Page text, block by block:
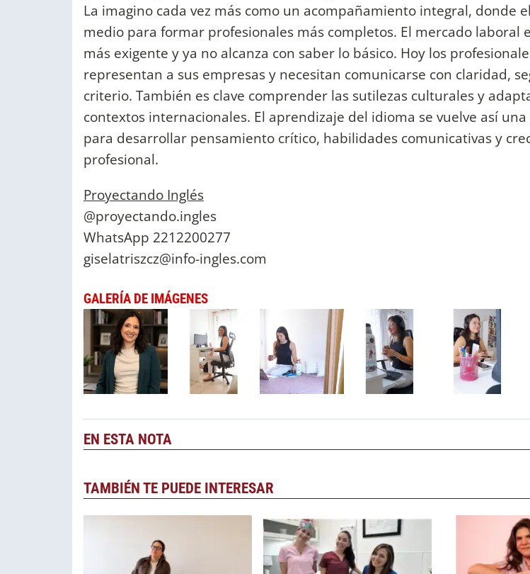
La imagino cada vez más como un acompañamiento integral, donde
medio para formar profesionales más completos. El mercado laboral
más exigente y ya no alcanza con saber lo básico. Hoy los
representan a sus empresas y necesitan comunicarse con claridad,
criterio. También es clave comprender las sutilezas culturales y
contextos internacionales. El aprendizaje del idioma se vuelve así
para desarrollar pensamiento crítico, habilidades comunicativas y
profesional.
Proyectando Inglés
@proyectando.ingles
WhatsApp 2212200277
giselatriszcz@info-ingles.com
GALERÍA DE IMÁGENES
EN ESTA NOTA
TAMBIÉN TE PUEDE INTERESAR